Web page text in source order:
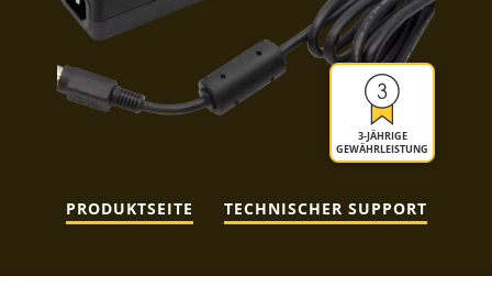
3-JÄHRIGE
GEWÄHRLEISTUNG
PRODUKTSEITE TECHNISCHER SUPPORT